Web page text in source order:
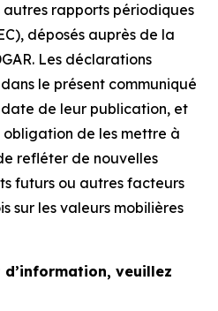
rapports périodiques
déposés auprès de la
Les déclarations
le présent communiqué
date de leur publication, et
de les mettre à
refléter de nouvelles
futurs ou autres facteurs
sur les valeurs mobilières
veuillez